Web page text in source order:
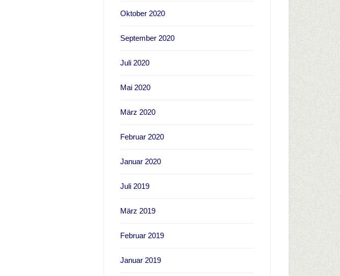
Oktober 2020
September 2020
Juli 2020
Mai 2020
März 2020
Februar 2020
Januar 2020
Juli 2019
März 2019
Februar 2019
Januar 2019